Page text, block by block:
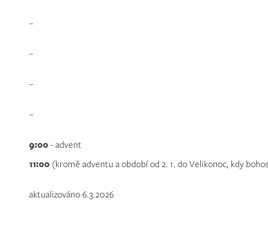
–
–
–
–
9:00- advent
11:00 (kromě adventu a období od 2. 1. do Velikonoc, kdy
aktualizováno 6.3.2026